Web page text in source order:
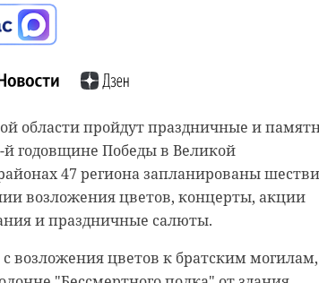
области пройдут праздничные и
годовщине Победы в Великой
47 региона запланированы
возложения цветов, концерты, акции
и праздничные салюты.
с возложения цветов к братским могилам,
школе №2